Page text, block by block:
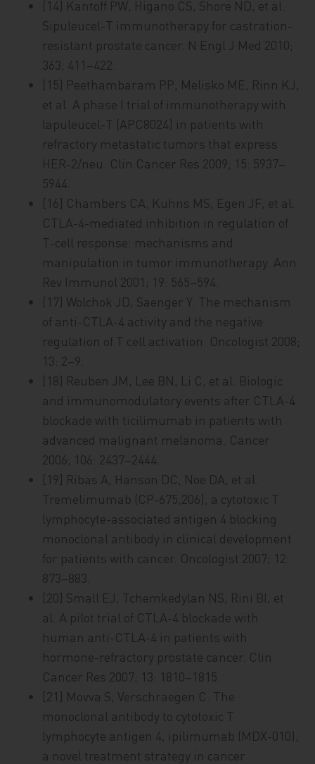
[14] Kantoff PW, Higano CS, Shore ND, et al.
Sipuleucel-T immunotherapy for castration-
resistant prostate cancer. N Engl J Med 2010;
363: 411–422.
[15] Peethambaram PP, Melisko ME, Rinn KJ,
et al. A phase I trial of immunotherapy with
lapuleucel-T (APC8024) in patients with
refractory metastatic tumors that express
HER-2/neu. Clin Cancer Res 2009; 15: 5937–
5944.
[16] Chambers CA, Kuhns MS, Egen JF, et al.
CTLA-4-mediated inhibition in regulation of
T-cell response: mechanisms and
manipulation in tumor immunotherapy. Ann
Rev Immunol 2001; 19: 565–594.
[17] Wolchok JD, Saenger Y. The mechanism
of anti-CTLA-4 activity and the negative
regulation of T cell activation. Oncologist 2008;
13: 2–9.
[18] Reuben JM, Lee BN, Li C, et al. Biologic
and immunomodulatory events after CTLA-4
blockade with ticilimumab in patients with
advanced malignant melanoma. Cancer
2006; 106: 2437–2444.
[19] Ribas A, Hanson DC, Noe DA, et al.
Tremelimumab (CP-675,206), a cytotoxic T
lymphocyte-associated antigen 4 blocking
monoclonal antibody in clinical development
for patients with cancer. Oncologist 2007; 12:
873–883.
[20] Small EJ, Tchemkedylan NS, Rini BI, et
al. A pilot trial of CTLA-4 blockade with
human anti-CTLA-4 in patients with
hormone-refractory prostate cancer. Clin
Cancer Res 2007; 13: 1810–1815.
[21] Movva S, Verschraegen C. The
monoclonal antibody to cytotoxic T
lymphocyte antigen 4, ipilimumab (MDX-010),
a novel treatment strategy in cancer